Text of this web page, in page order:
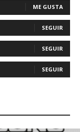
ME GUSTA
SEGUIR
SEGUIR
SEGUIR